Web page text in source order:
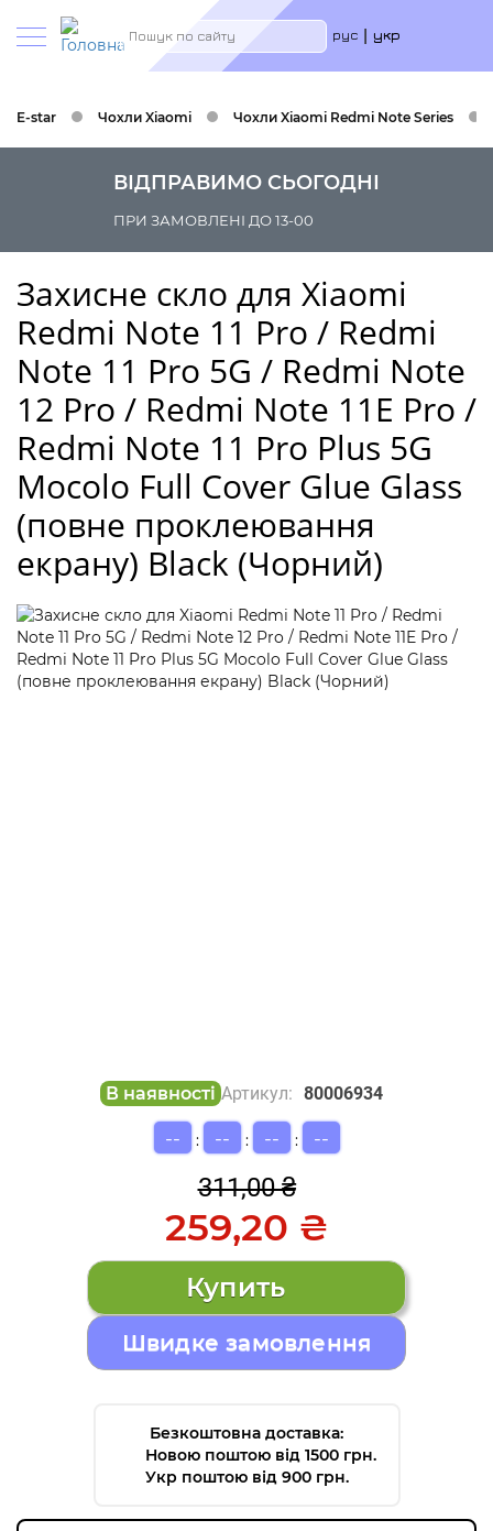
Пошук рус укр
E-star Чохли Xiaomi Чохли Xiaomi Redmi Note Series
ВІДПРАВИМО СЬОГОДНІ
ПРИ ЗАМОВЛЕНІ ДО 13-00
Захисне скло для Xiaomi
Redmi Note 11 Pro / Redmi
Note 11 Pro 5G / Redmi Note
12 Pro / Redmi Note 11E Pro /
Redmi Note 11 Pro Plus 5G
Mocolo Full Cover Glue Glass
(повне проклеювання
екрану) Black (Чорний)
В наявності Артикул: 80006934
-- : -- : -- : --
311,00 ₴
259,20 ₴
Швидке замовлення
Безкоштовна доставка:
Новою поштою від 1500 грн.
Укр поштою від 900 грн.